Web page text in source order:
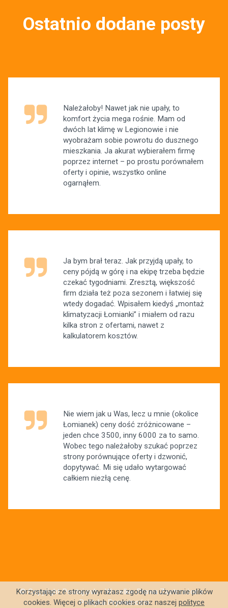
Ostatnio dodane posty
Należałoby! Nawet jak nie upały, to
komfort życia mega rośnie. Mam od
dwóch lat klimę w Legionowie i nie
wyobrażam sobie powrotu do dusznego
mieszkania. Ja akurat wybierałem firmę
poprzez internet – po prostu porównałem
oferty i opinie, wszystko online
ogarnąłem.
Ja bym brał teraz. Jak przyjdą upały, to
ceny pójdą w górę i na ekipę trzeba będzie
czekać tygodniami. Zresztą, większość
firm działa też poza sezonem i łatwiej się
wtedy dogadać. Wpisałem kiedyś „montaż
klimatyzacji Łomianki” i miałem od razu
kilka stron z ofertami, nawet z
kalkulatorem kosztów.
Nie wiem jak u Was, lecz u mnie (okolice
Łomianek) ceny dość zróżnicowane –
jeden chce 3500, inny 6000 za to samo.
Wobec tego należałoby szukać poprzez
strony porównujące oferty i dzwonić,
dopytywać. Mi się udało wytargować
całkiem niezłą cenę.
© Copyright Postuj.ovh - Wszelkie Prawa Zastrzeżone -
Polityka Prywatności
Korzystając ze strony wyrażasz zgodę na używanie plików
cookies. Więcej o plikach cookies oraz naszej polityce